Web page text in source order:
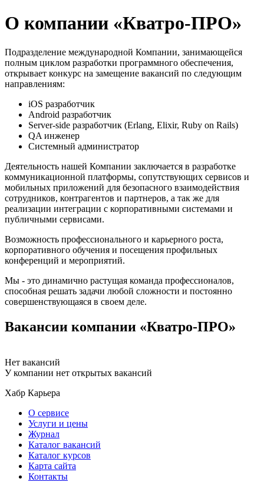
О компании «Кватро-ПРО»
Подразделение международной Компании, занимающейся
полным циклом разработки программного обеспечения,
открывает конкурс на замещение вакансий по следующим
направлениям:
iOS разработчик
Android разработчик
Server-side разработчик (Erlang, Elixir, Ruby on Rails)
QA инженер
Системный администратор
Деятельность нашей Компании заключается в разработке
коммуникационной платформы, сопутствующих сервисов и
мобильных приложений для безопасного взаимодействия
сотрудников, контрагентов и партнеров, а так же для
реализации интеграции с корпоративными системами и
публичными сервисами.
Возможность профессионального и карьерного роста,
корпоративного обучения и посещения профильных
конференций и мероприятий.
Мы - это динамично растущая команда профессионалов,
способная решать задачи любой сложности и постоянно
совершенствующаяся в своем деле.
Вакансии компании «Кватро-ПРО»
Нет вакансий
У компании нет открытых вакансий
Хабр Карьера
О сервисе
Услуги и цены
Журнал
Каталог вакансий
Каталог курсов
Карта сайта
Контакты